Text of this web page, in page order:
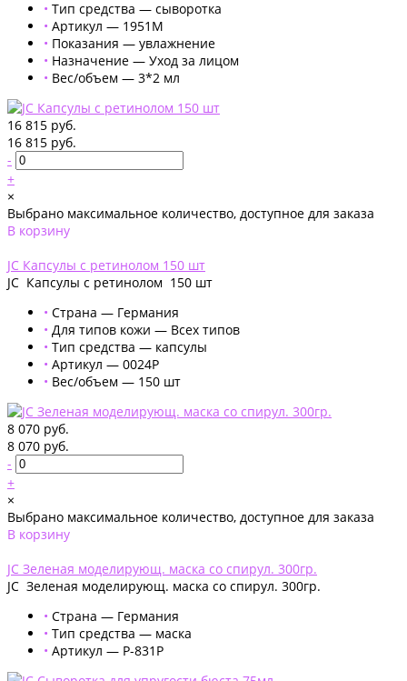
• Тип средства — сыворотка
• Артикул — 1951M
• Показания — увлажнение
• Назначение — Уход за лицом
• Вес/объем — 3*2 мл
16 815 руб.
16 815 руб.
-
+
×
Выбрано максимальное количество, доступное для заказа
В корзину
JC Капсулы с ретинолом 150 шт
JC Капсулы с ретинолом 150 шт
• Страна — Германия
• Для типов кожи — Всех типов
• Тип средства — капсулы
• Артикул — 0024Р
• Вес/объем — 150 шт
8 070 руб.
8 070 руб.
-
+
×
Выбрано максимальное количество, доступное для заказа
В корзину
JС Зеленая моделирующ. маска со спирул. 300гр.
JС Зеленая моделирующ. маска со спирул. 300гр.
• Страна — Германия
• Тип средства — маска
• Артикул — P-831P